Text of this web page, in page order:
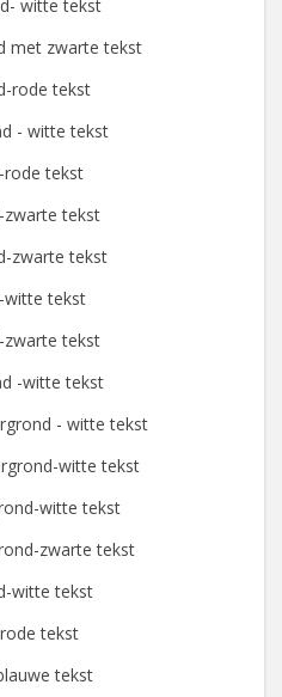
met zwarte tekst
rode tekst
- witte tekst
rode tekst
zwarte tekst
zwarte tekst
witte tekst
zwarte tekst
-witte tekst
- witte tekst
witte tekst
witte tekst
zwarte tekst
witte tekst
tekst
tekst